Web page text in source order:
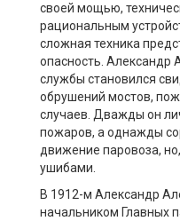
своей мощью,
рациональным
сложная техника
опасность. Александр
службы становился
обрушений мостов,
случаев. Дважды он
пожаров, а однажды
движение паровоза,
ушибами.
В 1912-м Александр
начальником Главных